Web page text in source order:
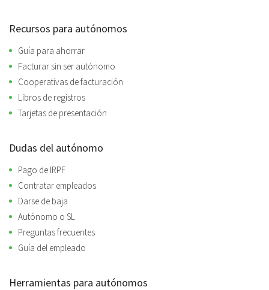
Recursos para autónomos
Guía para ahorrar
Facturar sin ser autónomo
Cooperativas de facturación
Libros de registros
Tarjetas de presentación
Dudas del autónomo
Pago de IRPF
Contratar empleados
Darse de baja
Autónomo o SL
Preguntas frecuentes
Guía del empleado
Herramientas para autónomos